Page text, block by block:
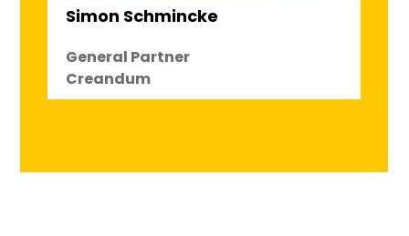
Simon Schmincke
General Partner
Creandum